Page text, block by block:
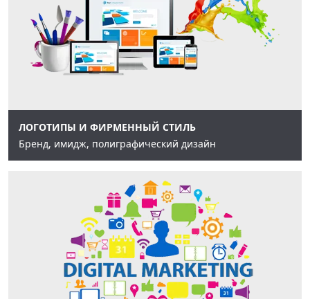
ЛОГОТИПЫ И ФИРМЕННЫЙ СТИЛЬ
Бренд, имидж, полиграфический дизайн